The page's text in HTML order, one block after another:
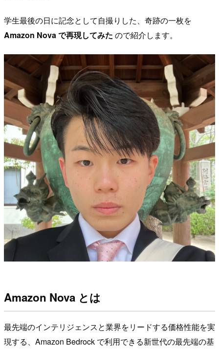
学生最後の日に記念として自撮りした、奇跡の一枚を
Amazon Nova で再現してみた ので紹介します。
Amazon Nova とは
最先端のインテリジェンスと業界をリードする価格性能を実
現する、Amazon Bedrock で利用できる新世代の最先端の基